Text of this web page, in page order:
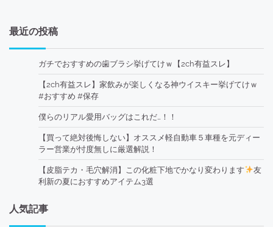
最近の投稿
ガチでおすすめの歯ブラシ挙げてけｗ【2ch有益スレ】
【2ch有益スレ】家飲みが楽しくなる神ウイスキー挙げてけｗ
#おすすめ #保存
僕らのリアル愛用バッグはこれだ…！！
【買って絶対後悔しない】オススメ軽自動車５車種を元ディー
ラー営業が忖度無しに厳選解説！
【皮脂テカ・毛穴解消】この化粧下地でかなり変わります
友
利新の夏におすすめアイテム3選
人気記事